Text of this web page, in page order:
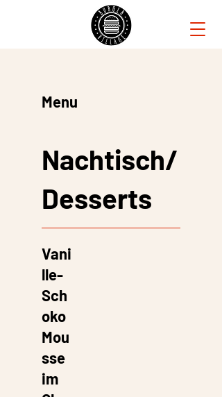
Menu
Nachtisch/
Desserts
Vani
lle-
Sch
oko
Mou
sse
im